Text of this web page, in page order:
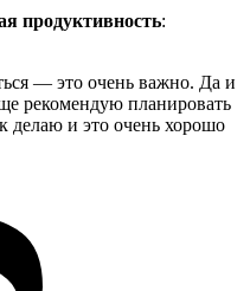
продуктивность:
— это очень важно. Да и
рекомендую планировать
делаю и это очень хорошо